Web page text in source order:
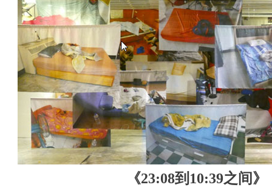
《23:08到 10:39之间》